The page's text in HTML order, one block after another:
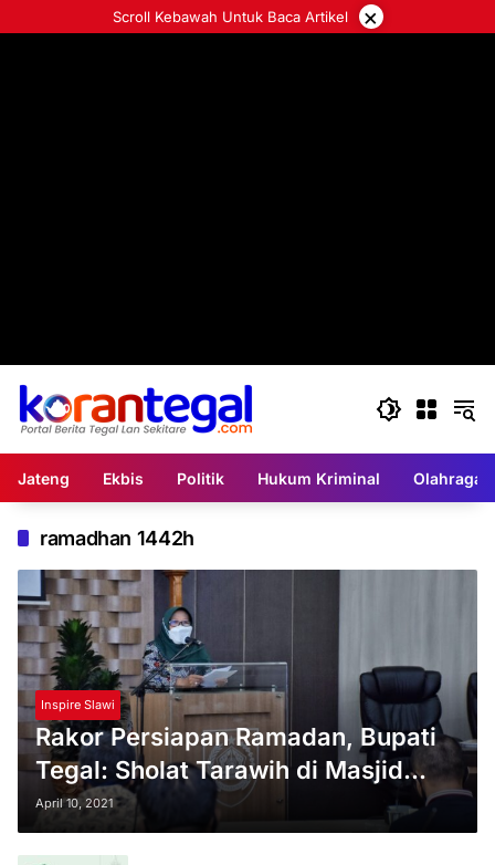
ke
Scroll Kebawah Untuk Baca Artikel ×
Jateng Ekbis Politik Hukum Kriminal Olahraga
ramadhan 1442h
Inspire Slawi
Rakor Persiapan Ramadan, Bupati
Tegal: Sholat Tarawih di Masjid
Wajib Terapkan Prokes
April 10, 2021